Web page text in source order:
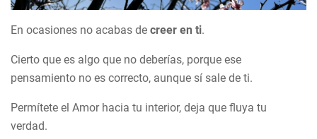
En ocasiones no acabas de creer en ti.
Cierto que es algo que no deberías, porque ese
pensamiento no es correcto, aunque sí sale de ti.
Permítete el Amor hacia tu interior, deja que fluya tu
verdad.